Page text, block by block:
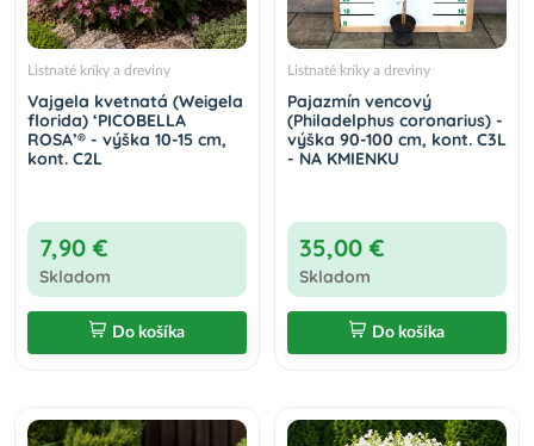
Listnaté kríky a dreviny
Vajgela kvetnatá (Weigela
florida) ‘PICOBELLA
ROSA’® - výška 10-15 cm,
kont. C2L
7,90 €
Skladom
Do košíka
Listnaté kríky a dreviny
Pajazmín vencový
(Philadelphus coronarius) -
výška 90-100 cm, kont. C3L
- NA KMIENKU
35,00 €
Skladom
Do košíka